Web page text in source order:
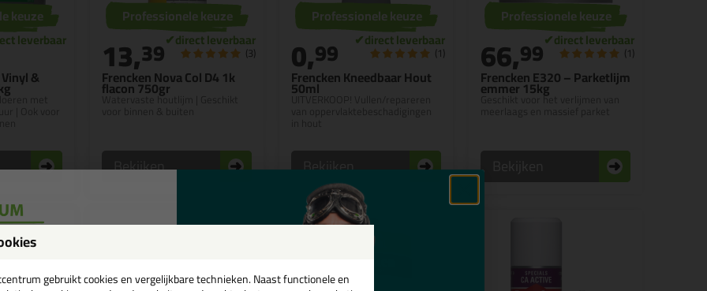
&
met
keuze
Frencken Nova Col D4 1k
flacon 750gr
Watervaste houtlijm | Geschikt
Professionele keuze
13,39 (3)
Bekijken
Frencken Kneedbaar Hout
50ml
UITVERKOOP! Vullen/repareren
Professionele keuze
0,99 (1)
Bekijken
Frencken E320 – Parketlijm
emmer 15kg
Geschikt voor het verlijmen van
Professionele keuze
66,99 (1)
gebruikt cookies en vergelijkbare technieken. Naast functionele en